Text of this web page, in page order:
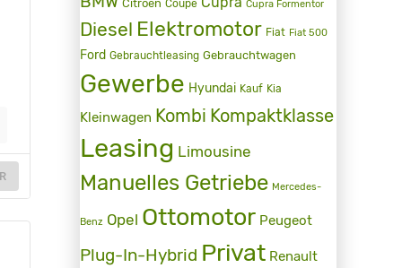
Citroën Coupé Cupra Formentor
Diesel Elektromotor Fiat Fiat 500
Ford Gebrauchtleasing Gebrauchtwagen
Gewerbe Hyundai Kauf Kia
Kleinwagen Kombi Kompaktklasse
Leasing Limousine
Manuelles Getriebe Mercedes-
Benz Opel Ottomotor Peugeot
Plug-In-Hybrid Privat Renault